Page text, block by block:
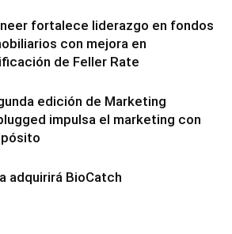
fortalece liderazgo en fondos
con mejora en
de Feller Rate
edición de Marketing
impulsa el marketing con
adquirirá BioCatch